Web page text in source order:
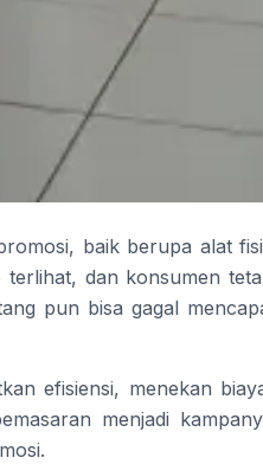
baik berupa alat
terlihat, dan konsumen
pun bisa gagal
efisiensi, menekan
menjadi